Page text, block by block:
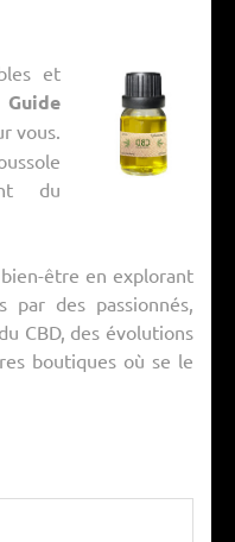
et
Guide
vous.
du
être en explorant
par des passionnés,
CBD, des évolutions
boutiques où se le